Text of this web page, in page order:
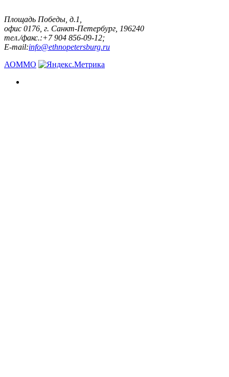
Площадь Победы, д.1,
офис 0176, г. Санкт-Петербург, 196240
тел./факс.:+7 904 856-09-12;
E-mail:info@ethnopetersburg.ru
АОММО